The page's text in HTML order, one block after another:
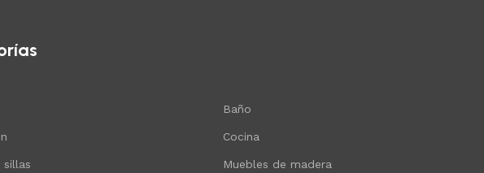
sillas
Baño
Cocina
Muebles de madera